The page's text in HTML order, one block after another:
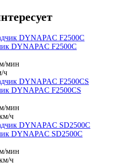
DYNAPAC F2500C
мин
ч
DYNAPAC F2500CS
мин
ч
DYNAPAC SD2500C
мин
ч